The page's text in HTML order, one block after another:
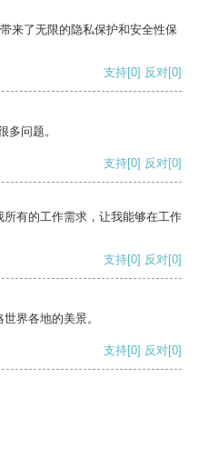
来了无限的隐私保护和安全性保
支持[0] 反对[0]
多问题。
支持[0] 反对[0]
有的工作需求，让我能够在工作
支持[0] 反对[0]
界各地的美景。
支持[0] 反对[0]